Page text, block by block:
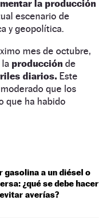
la producción
escenario de
y geopolítica.
mes de octubre,
la producción de
diarios. Este
que los
que ha habido
gasolina a un diésel o
¿qué se debe hacer
averías?